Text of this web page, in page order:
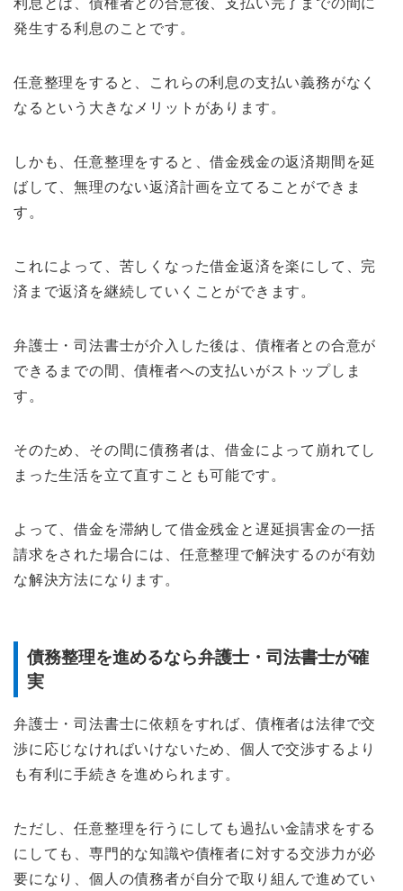
発生する利息のことです。
任意整理をすると、これらの利息の支払い義務がなく
なるという大きなメリットがあります。
しかも、任意整理をすると、借金残金の返済期間を延
ばして、無理のない返済計画を立てることができま
す。
これによって、苦しくなった借金返済を楽にして、完
済まで返済を継続していくことができます。
弁護士・司法書士が介入した後は、債権者との合意が
できるまでの間、債権者への支払いがストップしま
す。
そのため、その間に債務者は、借金によって崩れてし
まった生活を立て直すことも可能です。
よって、借金を滞納して借金残金と遅延損害金の一括
請求をされた場合には、任意整理で解決するのが有効
な解決方法になります。
債務整理を進めるなら弁護士・司法書士が確
実
弁護士・司法書士に依頼をすれば、債権者は法律で交
渉に応じなければいけないため、個人で交渉するより
も有利に手続きを進められます。
ただし、任意整理を行うにしても過払い金請求をする
にしても、専門的な知識や債権者に対する交渉力が必
要になり、個人の債務者が自分で取り組んで進めてい